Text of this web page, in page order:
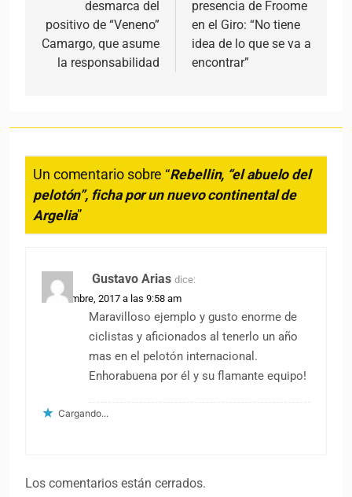
desmarca del
positivo de “Veneno”
Camargo, que asume
la responsabilidad
presencia de Froome
en el Giro: “No tiene
idea de lo que se va a
encontrar”
Un comentario sobre “Rebellin, “el abuelo del
pelotón”, ficha por un nuevo continental de
Argelia”
Gustavo Arias dice:
3 diciembre, 2017 a las 9:58 am
Maravilloso ejemplo y gusto enorme de
ciclistas y aficionados al tenerlo un año
mas en el pelotón internacional.
Enhorabuena por él y su flamante equipo!
Cargando...
Los comentarios están cerrados.